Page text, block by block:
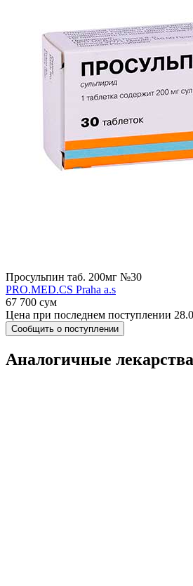
Просульпин таб. 200мг №30
PRO.MED.CS Praha a.s
67 700 сум
Цена при последнем поступлении
Сообщить о поступлении
Аналогичные